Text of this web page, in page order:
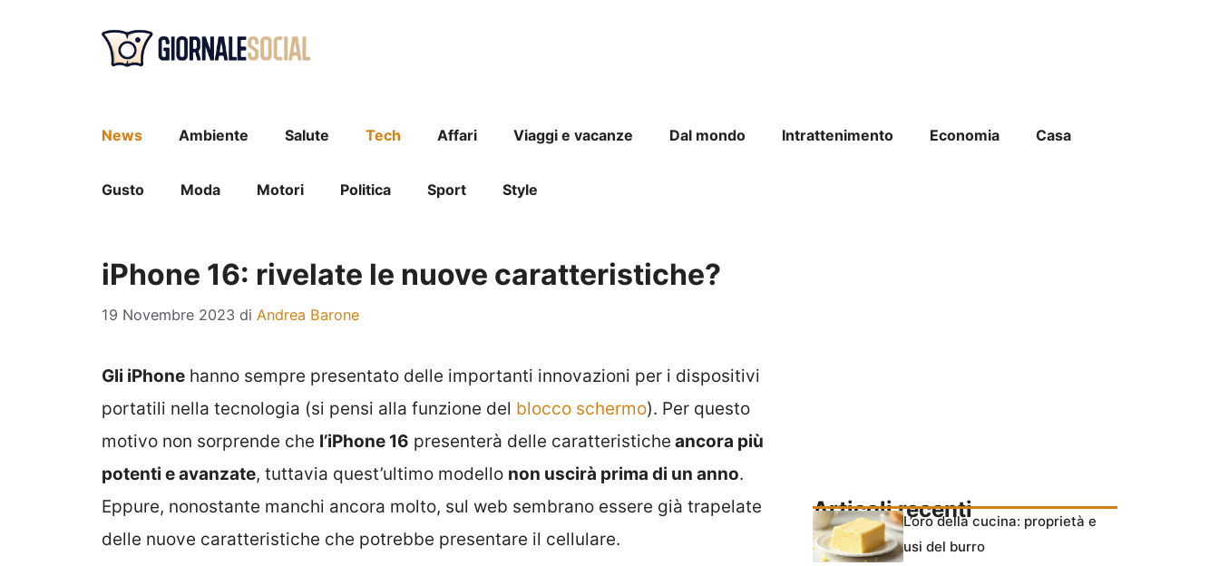
News Ambiente Salute Tech Affari Viaggi e vacanze Dal mondo Intrattenimento Economia Casa
Gusto Moda Motori Politica Sport Style
iPhone 16: rivelate le nuove caratteristiche?
19 Novembre 2023 di Andrea Barone
Gli iPhone hanno sempre presentato delle importanti innovazioni per i dispositivi
portatili nella tecnologia (si pensi alla funzione del blocco schermo). Per questo
motivo non sorprende che l’iPhone 16 presenterà delle caratteristiche ancora più
potenti e avanzate, tuttavia quest’ultimo modello non uscirà prima di un anno.
Eppure, nonostante manchi ancora molto, sul web sembrano essere già trapelate
delle nuove caratteristiche che potrebbe presentare il cellulare.
Articoli recentiL’oro della cucina: proprietà e
usi del burro